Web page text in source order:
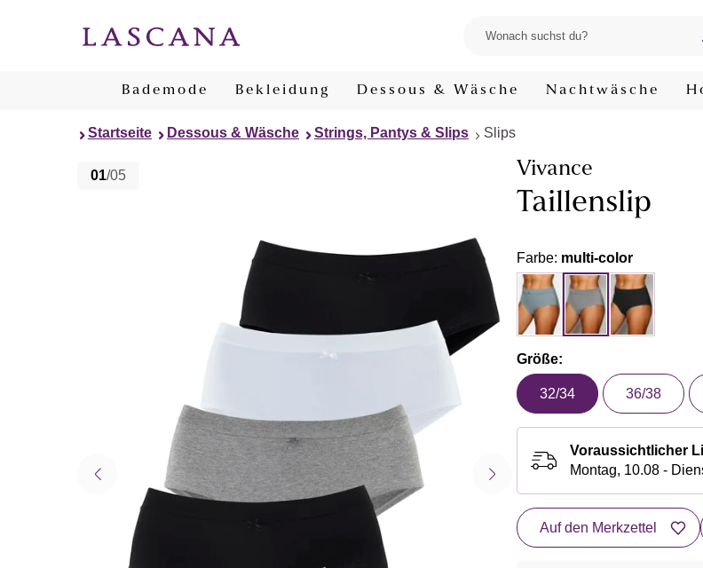
Bademode Bekleidung Dessous & Wäsche Nachtwäsche
Startseite Dessous & Wäsche Strings, Pantys & Slips Slips
01/05 Vivance
Taillenslip
Farbe: multi-color
Größe:
32/34 36/38
Voraussichtlicher
Montag, 10.08 -
Auf den Merkzettel